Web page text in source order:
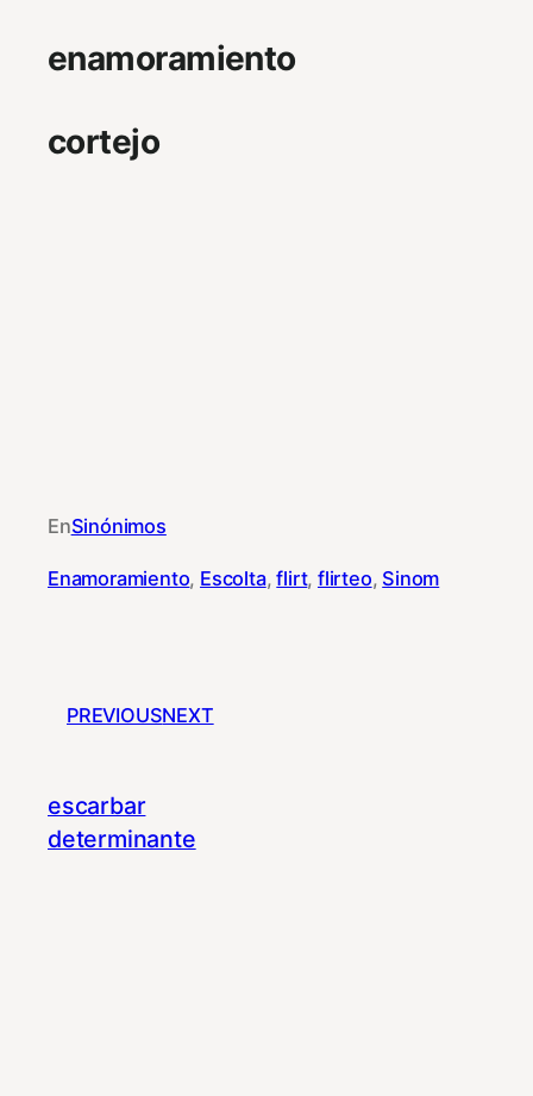
enamoramiento
cortejo
EnSinónimos
Enamoramiento, Escolta, flirt, flirteo, Sinom
PREVIOUSNEXT
escarbar
determinante